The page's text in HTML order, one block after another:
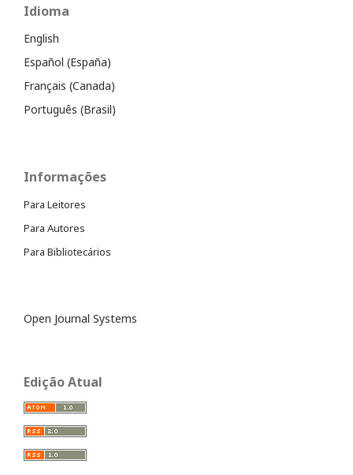
Idioma
English
Español (España)
Français (Canada)
Português (Brasil)
Informações
Para Leitores
Para Autores
Para Bibliotecários
Open Journal Systems
Edição Atual